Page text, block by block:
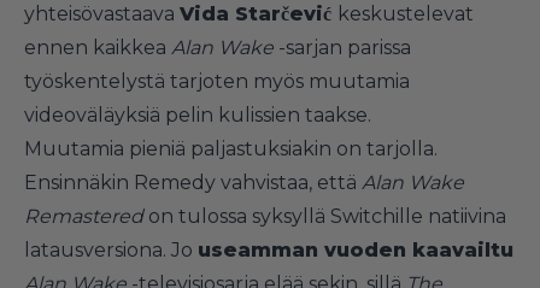
yhteisövastaava Vida Starčević keskustelevat
ennen kaikkea Alan Wake -sarjan parissa
työskentelystä tarjoten myös muutamia
videoväläyksiä pelin kulissien taakse.
Muutamia pieniä paljastuksiakin on tarjolla.
Ensinnäkin Remedy vahvistaa, että Alan Wake
Remastered on tulossa syksyllä Switchille natiivina
latausversiona. Jo useamman vuoden kaavailtu